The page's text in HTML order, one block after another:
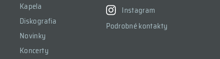
Kapela
Diskografia
Novinky
Koncerty
Instagram
Podrobné kontakty